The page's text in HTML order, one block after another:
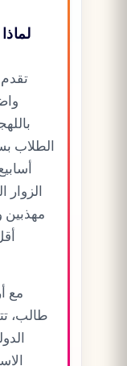
تقدم
الطلاب
الزوار
مهذبين
طالب،